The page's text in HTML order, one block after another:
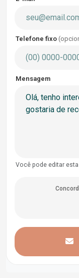
Telefone fixo
Mensagem
Você pode editar